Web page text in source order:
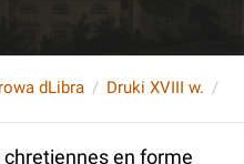
dLibra Druki XVIII w.
chretiennes en forme